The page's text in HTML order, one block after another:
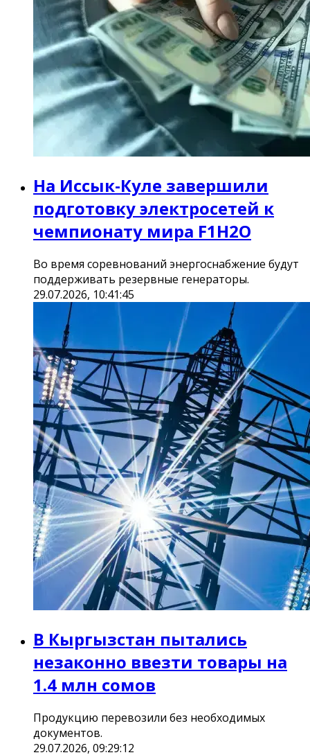
На Иссык-Куле завершили
подготовку электросетей к
чемпионату мира F1H2O
Во время соревнований энергоснабжение будут
поддерживать резервные генераторы.
29.07.2026, 10:41:45
В Кыргызстан пытались
незаконно ввезти товары на
1.4 млн сомов
Продукцию перевозили без необходимых
документов.
29.07.2026, 09:29:12